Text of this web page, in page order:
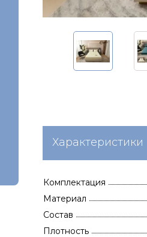
Характеристики
Комплектация
Материал
Состав
Плотность